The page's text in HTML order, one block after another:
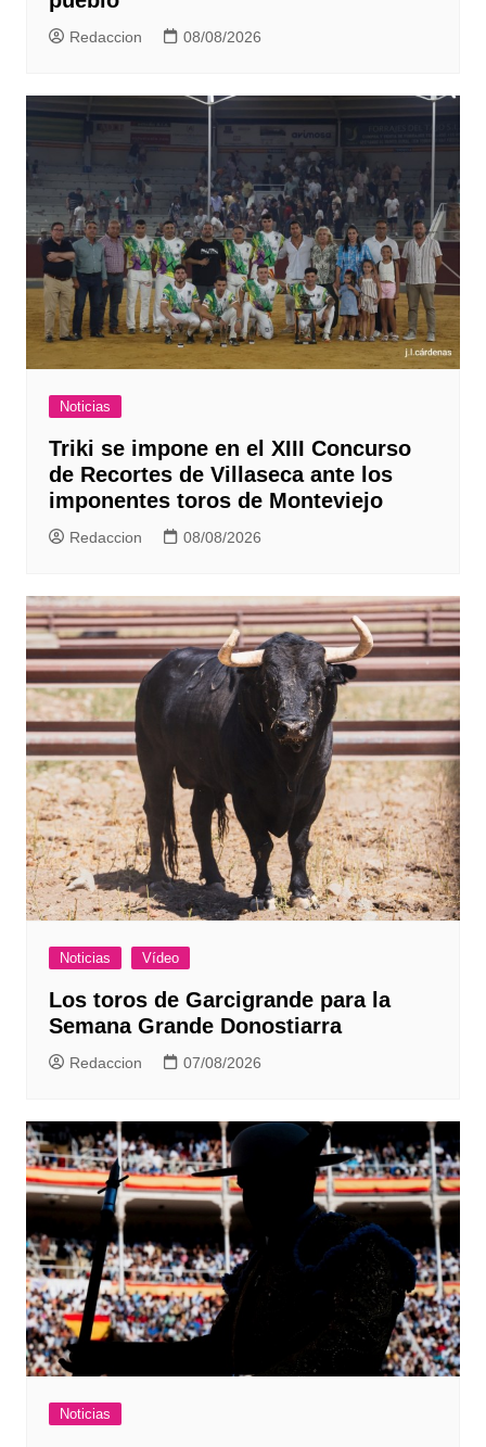
Redaccion 08/08/2026
Noticias
Triki se impone en el XIII Concurso
de Recortes de Villaseca ante los
imponentes toros de Monteviejo
Redaccion 08/08/2026
Noticias Vídeo
Los toros de Garcigrande para la
Semana Grande Donostiarra
Redaccion 07/08/2026
Noticias